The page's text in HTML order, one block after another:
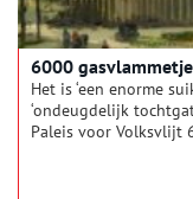
6000
Het is ‘een enorme
‘ondeugdelijk
Paleis voor Volksvlijt